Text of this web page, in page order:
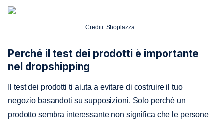
Crediti: Shoplazza
Perché il test dei prodotti è importante
nel dropshipping
Il test dei prodotti ti aiuta a evitare di costruire il tuo
negozio basandoti su supposizioni. Solo perché un
prodotto sembra interessante non significa che le persone